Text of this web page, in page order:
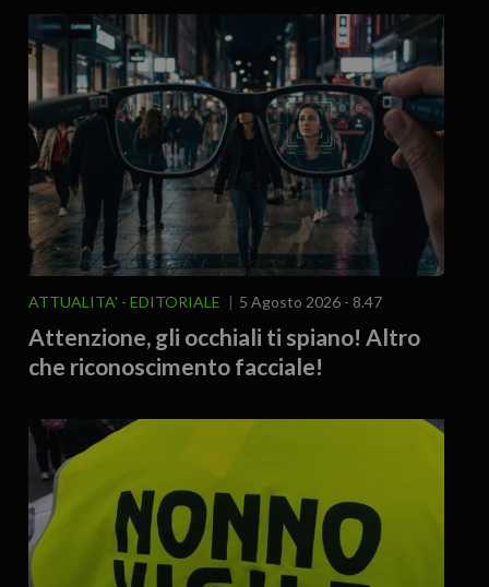
ATTUALITA' EDITORIALE 5 Agosto 2026 - 8.47
Attenzione, gli occhiali ti spiano! Altro
che riconoscimento facciale!